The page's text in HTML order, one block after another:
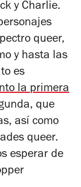
y Charlie.
queer,
y hasta las
es
la primera
que
así como
queer.
esperar de